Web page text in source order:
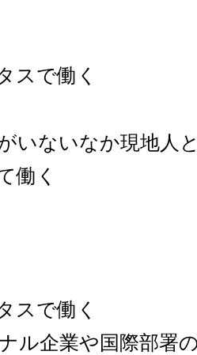
スで働く
いないなか現地人
働く
スで働く
ル企業や国際部署